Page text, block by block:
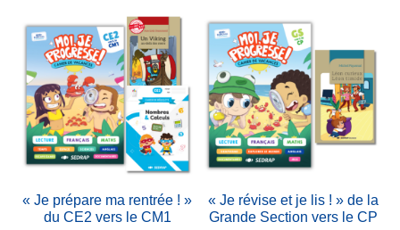
« Je prépare ma rentrée ! »
du CE2 vers le CM1
« Je révise et je lis ! » de la
Grande Section vers le CP